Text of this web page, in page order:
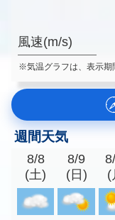
風速(m/s)
※気温グラフは、表示期
週間天気
8/8
(土)
8/9
(日)
(